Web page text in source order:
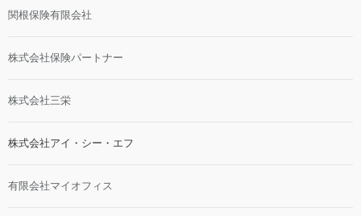
関根保険有限会社
株式会社保険パートナー
株式会社三栄
株式会社アイ・シー・エフ
有限会社マイオフィス